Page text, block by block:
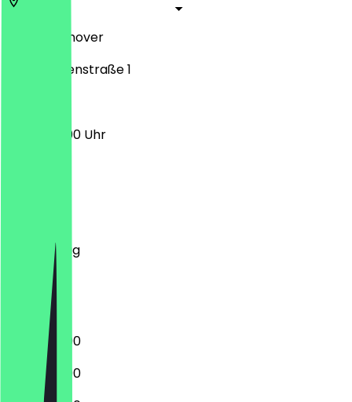
Hannover
Waldhausenstraße 1
12:00 - 23:00 Uhr
Donnerstag
Samstag
Sonntag
12:00 - 23:00
12:00 - 23:00